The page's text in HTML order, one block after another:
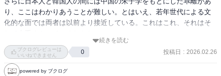
り、ここはわかりあうことが難しい。とはいえ、若年世代による文
化的な面では両者は以前より接近している。これはこれ、それはそ
あと、この本を鵜呑みにせずにいろんな方向からの知見を学ぶこと
もかなり重要である
続きを読む
ブクログレビューは
いいねできません
0 投稿日 : 2026.02.26
powered by ブクログ